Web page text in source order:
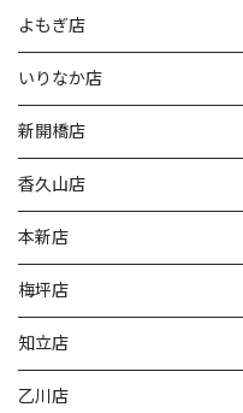
よもぎ店
いりなか店
新開橋店
香久山店
本新店
梅坪店
知立店
乙川店